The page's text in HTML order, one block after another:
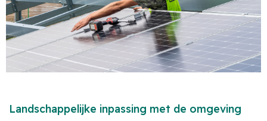
Landschappelijke inpassing met de omgeving